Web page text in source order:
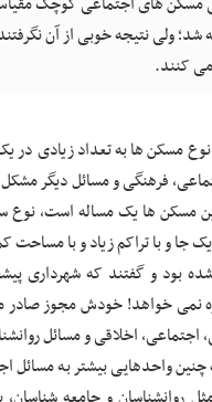
ولی نتیجه خوبی از آن
کنند.
نوع مسکن ها به تعداد زیادی در
فرهنگی و مسائل دیگر
مسکن ها یک مساله است،
جا و با تراکم زیاد و با
طرحی در نیمه دوم سال ۹۸ نیز مطرح شده بود و گفتند
نمی خواهد! خودش مجوز
اخلاقی و مسائل
واحدهایی بیشتر به مسائل